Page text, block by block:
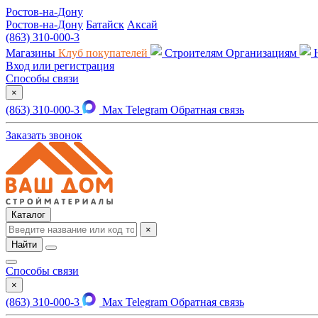
Ростов-на-Дону
Ростов-на-Дону Батайск Аксай
(863) 310-000-3
Магазины Клуб покупателей Строителям Организациям
Вход или регистрация
Способы связи
×
(863) 310-000-3 Max Telegram Обратная связь
Заказать звонок
Каталог
×
Найти
Способы связи
×
(863) 310-000-3 Max Telegram Обратная связь